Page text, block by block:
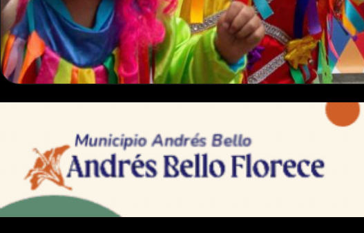
Carnavales
Tradición